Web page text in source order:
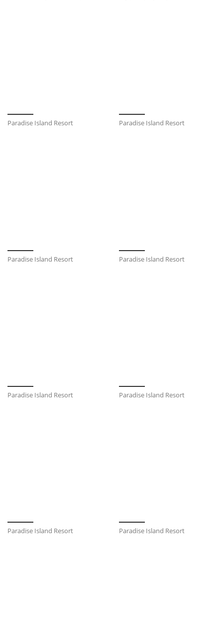
Paradise Island Resort Paradise Island Resort
Paradise Island Resort Paradise Island Resort
Paradise Island Resort Paradise Island Resort
Paradise Island Resort Paradise Island Resort